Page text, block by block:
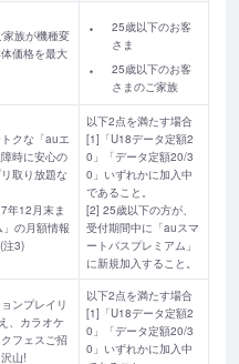
族が機種変
価格を最大
25歳以下のお客
さま
25歳以下のお客
さまのご家族
クな「auエ
時に安心の
取り放題な
年12月末ま
の月額情報
注3)
以下2点を満たす場合
[1]「U18データ定額2
0」「データ定額20/3
0」いずれかに加入中
であること。
[2] 25歳以下の方が、
受付期間中に「auスマ
ートパスプレミアム」
に新規加入すること。
ンプレイリ
、カラオケ
フェスご招
山!
以下2点を満たす場合
[1]「U18データ定額2
0」「データ定額20/3
0」いずれかに加入中